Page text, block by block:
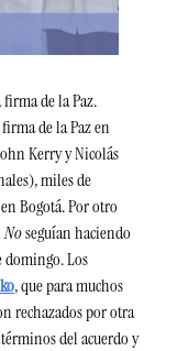
de la Paz.
de la Paz en
Kerry y Nicolás
miles de
Bogotá. Por otro
No seguían haciendo
, que para muchos
rechazados por otra
del acuerdo y